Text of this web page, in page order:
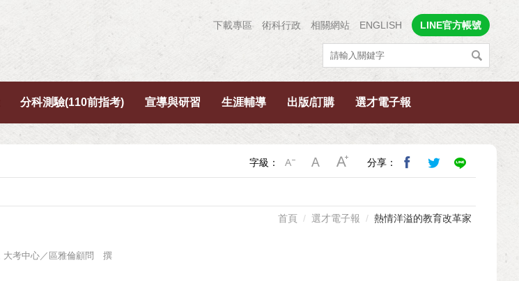
下載專區 術科行政 相關網站 ENGLISH LINE官方帳號
分科測驗(110前指考) 宣導與研習 生涯輔導 出版/訂購 選才電子報
字級： 分享：
首頁 選才電子報 熱情洋溢的教育改革家
大考中心／區雅倫顧問 撰